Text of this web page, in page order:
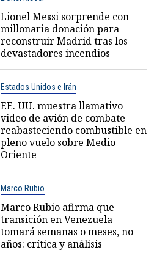
Lionel Messi sorprende con
millonaria donación para
reconstruir Madrid tras los
devastadores incendios
Estados Unidos e Irán
EE. UU. muestra llamativo
video de avión de combate
reabasteciendo combustible en
pleno vuelo sobre Medio
Oriente
Marco Rubio
Marco Rubio afirma que
transición en Venezuela
tomará semanas o meses, no
años: crítica y análisis